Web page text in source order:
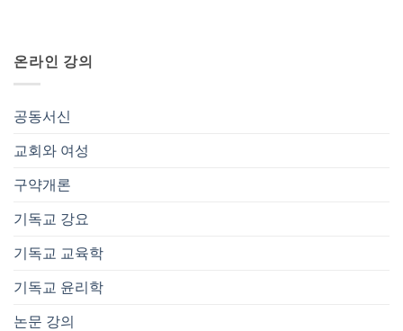
온라인 강의
공동서신
교회와 여성
구약개론
기독교 강요
기독교 교육학
기독교 윤리학
논문 강의